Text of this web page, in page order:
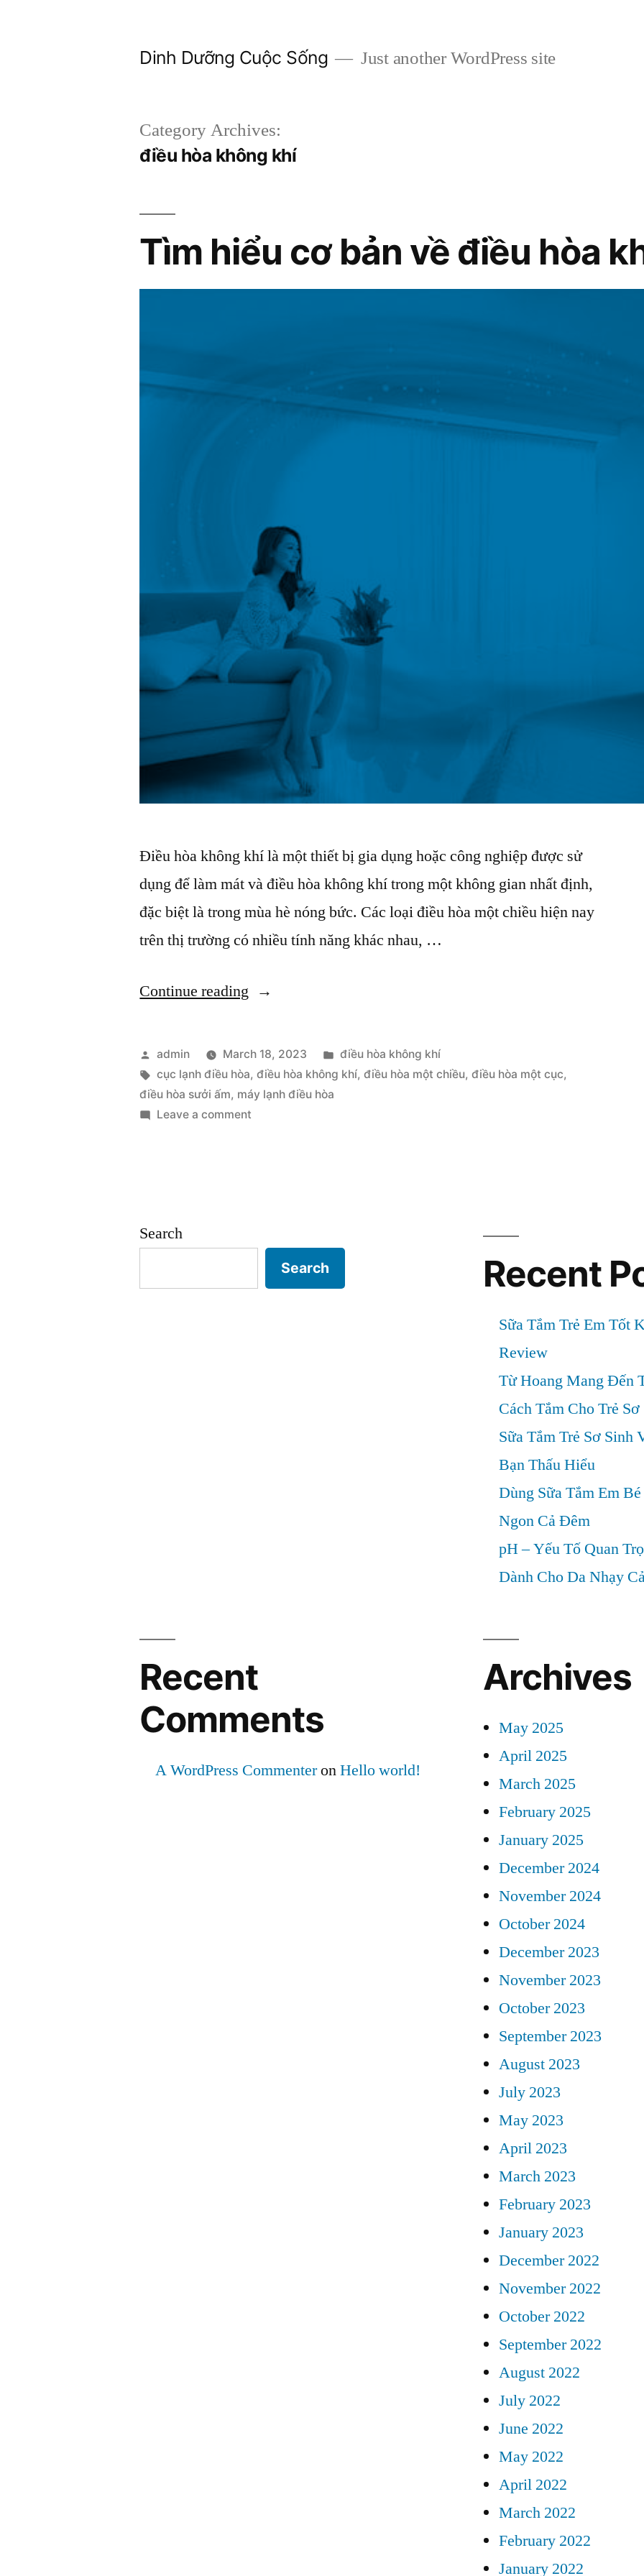
Dinh Dưỡng Cuộc Sống Just another WordPress site
Category Archives:
điều hòa không khí
Tìm hiểu cơ bản về điều hòa
Điều hòa không khí là một thiết bị gia dụng hoặc công nghiệp được sử
dụng để làm mát và điều hòa không khí trong một không gian nhất định,
đặc biệt là trong mùa hè nóng bức. Các loại điều hòa một chiều hiện nay
trên thị trường có nhiều tính năng khác nhau, …
Continue reading “Tìm
cơ
bản
về
Posted
by
admin March 18, 2023
Posted
in
điều hòa không khí
Tags:
cục lạnh điều hòa,điều hòa không khí,điều hòa một chiều,điều hòa một cục,
điều hòa sưởi ấm, máy lạnh điều hòa
Leave a comment
hòa
không
Search
Search Recent
Sữa Tắm Trẻ Em Tốt
Review
Từ Hoang Mang Đến
Cách Tắm Cho Trẻ
Sữa Tắm Trẻ Sơ
Bạn Thấu Hiểu
Dùng Sữa Tắm Em
Ngon Cả Đêm
pH – Yếu Tố Quan
Dành Cho Da Nhạy
Recent
Comments
A WordPress CommenteronHello world!
Archives
May 2025
April 2025
March 2025
February 2025
January 2025
December 2024
November 2024
October 2024
December 2023
November 2023
October 2023
September 2023
August 2023
July 2023
May 2023
April 2023
March 2023
February 2023
January 2023
December 2022
November 2022
October 2022
September 2022
August 2022
July 2022
June 2022
May 2022
April 2022
March 2022
February 2022
January 2022